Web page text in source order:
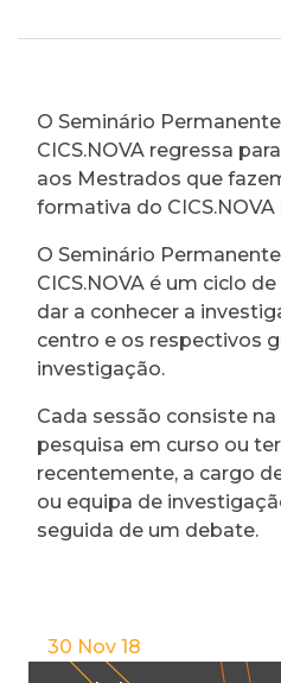
O Seminário
CICS.NOVA regressa
aos Mestrados que
formativa do CICS.NOVA
O Seminário
CICS.NOVA é um ciclo
dar a conhecer a
centro e os respectivos
investigação.
Cada sessão consiste
pesquisa em curso ou
recentemente, a cargo
ou equipa de
seguida de um debate.
30 Nov 18